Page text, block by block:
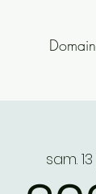
sam.